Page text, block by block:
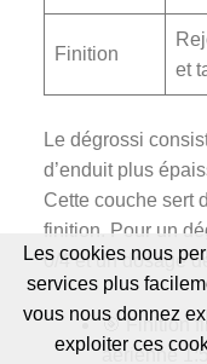
Finition
et
Le dégrossi
d’enduit plus
Cette couche sert
finition. Pour un
0/4 et un dosage
🎯 Finition
aérienne
Les cookies nous
services plus
vous nous donnez
exploiter ces